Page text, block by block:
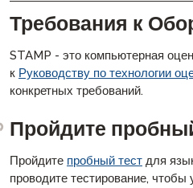
Требования к
STAMP - это компьютерная
к Руководству по технологии
конкретных требований.
Пройдите
Пройдите пробный тест для
проводите тестирование, чтобы